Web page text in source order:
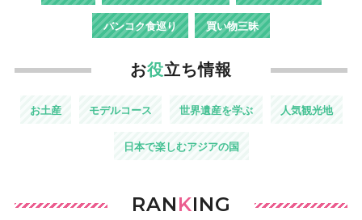
バンコク食巡り 買い物三昧
お役立ち情報
お土産 モデルコース 世界遺産を学ぶ 人気観光地
日本で楽しむアジアの国
RANKING